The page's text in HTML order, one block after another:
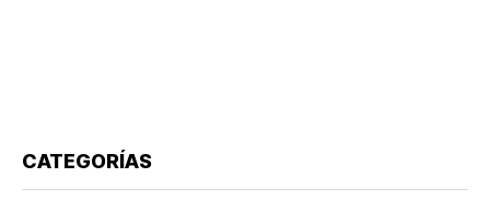
CATEGORÍAS